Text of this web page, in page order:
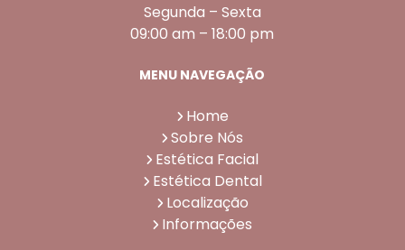
Segunda – Sexta
09:00 am – 18:00 pm
MENU NAVEGAÇÃO
Home
Sobre Nós
Estética Facial
Estética Dental
Localização
Informações